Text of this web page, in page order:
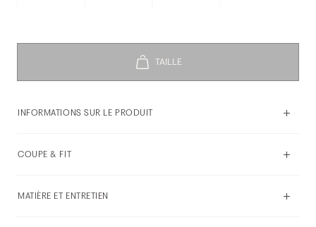
INFORMATIONS SUR LE PRODUIT
COUPE & FIT
MATIÈRE ET ENTRETIEN